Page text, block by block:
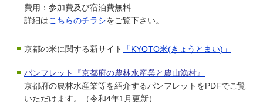
費用：参加費及び宿泊費無料
詳細はこちらのチラシをご覧下さい。
京都の米に関する新サイト 「KYOTO米(きょうとまい)」
パンフレット『京都府の農林水産業と農山漁村』
京都府の農林水産業等を紹介するパンフレットをPDFでご覧
いただけます。（令和4年1月更新）